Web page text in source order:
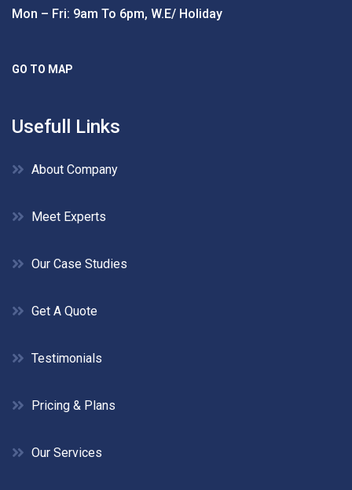
Mon – Fri: 9am To 6pm, W.e/ Holiday
GO TO MAP
Usefull Links
About Company
Meet Experts
Our Case Studies
Get A Quote
Testimonials
Pricing & Plans
Our Services